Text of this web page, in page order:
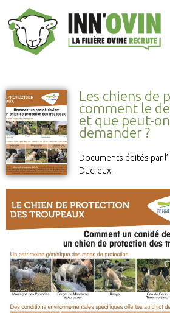
Les chiens de
comment le
et que peut-
demander ?
Documents édités par
Ducreux.